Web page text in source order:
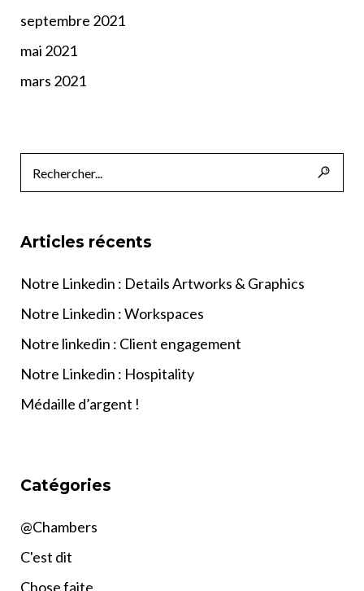
septembre 2021
mai 2021
mars 2021
Articles récents
Notre Linkedin : Details Artworks & Graphics
Notre Linkedin : Workspaces
Notre linkedin : Client engagement
Notre Linkedin : Hospitality
Médaille d’argent !
Catégories
@Chambers
C'est dit
Chose faite